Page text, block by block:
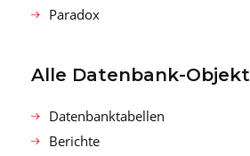
Paradox
Alle Datenbank-Objekt
Datenbanktabellen
Berichte